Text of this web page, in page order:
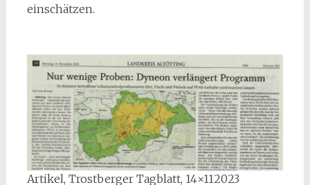
einschätzen.
Artikel, Trostberger Tagblatt, 14×112023